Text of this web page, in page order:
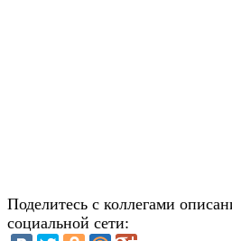
Поделитесь с коллегами
социальной сети: